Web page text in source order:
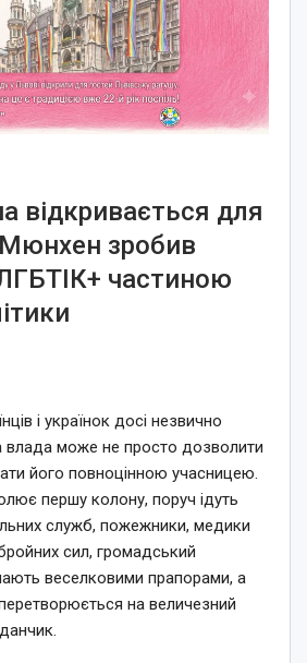
відкривається для
зробив
частиною
і українок досі незвично
влада може не просто дозволити
його повноцінною учасницею.
першу колону, поруч ідуть
служб, пожежники, медики
сил, громадський
веселковими прапорами, а
на величезний